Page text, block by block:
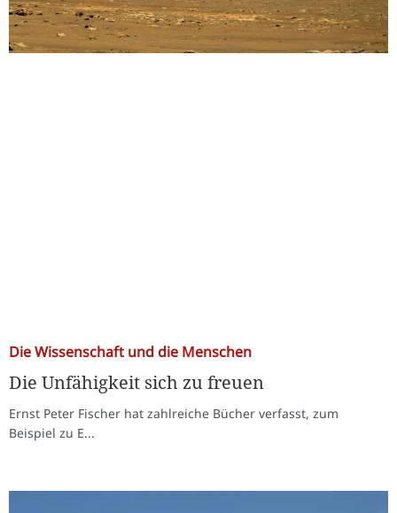
Die Wissenschaft und die Menschen
Die Unfähigkeit sich zu freuen
Ernst Peter Fischer hat zahlreiche Bücher verfasst, zum
Beispiel zu E...